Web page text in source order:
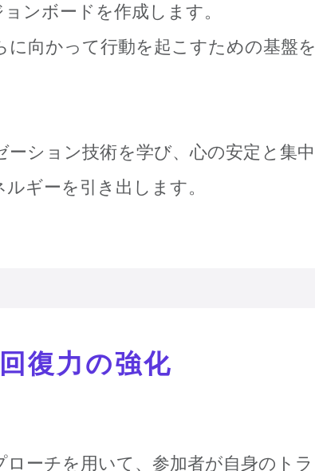
ンボードを作成します。
に向かって行動を起こすための基盤
ション技術を学び、心の安定と集
ギーを引き出します。
復力の強化
ーチを用いて、参加者が自身のト